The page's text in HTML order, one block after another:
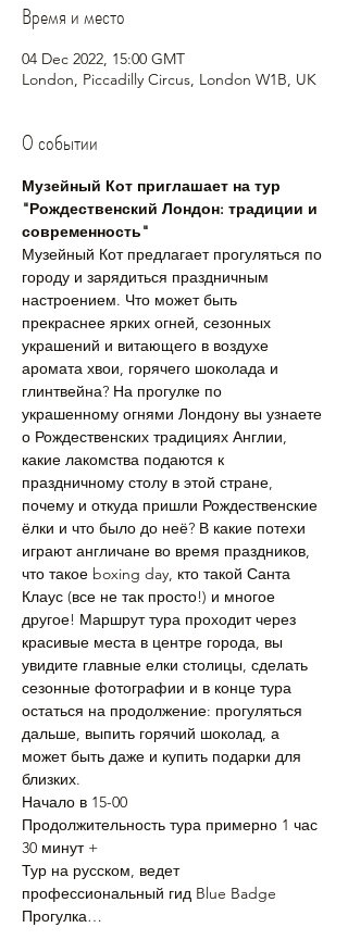
Время и место
04 Dec 2022, 15:00 GMT
London, Piccadilly Circus, London W1B, UK
О событии
Музейный Кот приглашает на тур
"Рождественский Лондон: традиции и
современность"
Музейный Кот предлагает прогуляться по
городу и зарядиться праздничным
настроением. Что может быть
прекраснее ярких огней, сезонных
украшений и витающего в воздухе
аромата хвои, горячего шоколада и
глинтвейна? На прогулке по
украшенному огнями Лондону вы узнаете
о Рождественских традициях Англии,
какие лакомства подаются к
праздничному столу в этой стране,
почему и откуда пришли Рождественские
ёлки и что было до неё? В какие потехи
играют англичане во время праздников,
что такое boxing day, кто такой Санта
Клаус (все не так просто!) и многое
другое! Маршрут тура проходит через
красивые места в центре города, вы
увидите главные елки столицы, сделать
сезонные фотографии и в конце тура
остаться на продолжение: прогуляться
дальше, выпить горячий шоколад, а
может быть даже и купить подарки для
близких.
Начало в 15-00
Продолжительность тура примерно 1 час
30 минут +
Тур на русском, ведет
профессиональный гид Blue Badge
Прогулка…